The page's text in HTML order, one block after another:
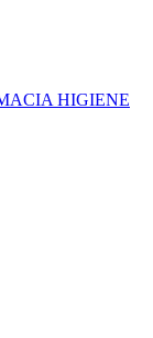
HIGIENE